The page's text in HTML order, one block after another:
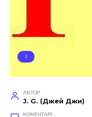
І
АВТОР
J. G. (Джей Джи)
КОМЕНТАРІ